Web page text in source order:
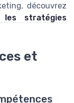
découvrez
les stratégies
et